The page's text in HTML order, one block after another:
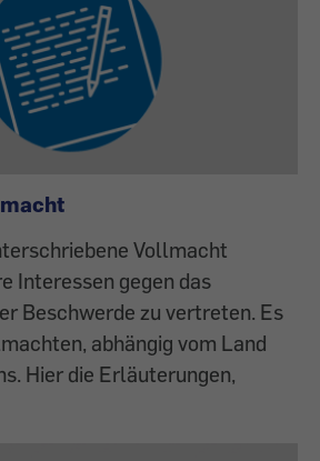
Vollmacht
Interessen gegen das
Beschwerde zu vertreten. Es
abhängig vom Land
Hier die Erläuterungen,